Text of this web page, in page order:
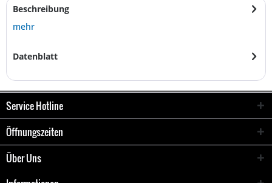
Beschreibung
mehr
Datenblatt
Service Hotline
Öffnungszeiten
Über Uns